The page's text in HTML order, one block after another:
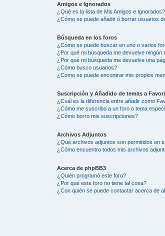
Amigos e Ignorados
¿Qué es la lista de Mis Amigos e Ignorados?
¿Cómo se puede añadir ó borrar usuarios
Búsqueda en los foros
¿Cómo se puede buscar en uno o varios
¿Por qué mi búsqueda me devuelve ningún
¿Por qué mi búsqueda me devuelve una
¿Cómo busco usuarios?
¿Como se puede encontrar mis propios
Suscripción y Añadido de temas a
¿Cuál es la diferencia entre añadir como
¿Cómo me suscribo a un foro o tema
¿Cómo borro mis suscripciones?
Archivos Adjuntos
¿Qué archivos adjuntos son permitidos en
¿Cómo encuentro todos mis archivos
Acerca de phpBB3
¿Quién programó este foro?
¿Por qué este foro no tiene tal cosa?
¿Con quién se puede contactar acerca de